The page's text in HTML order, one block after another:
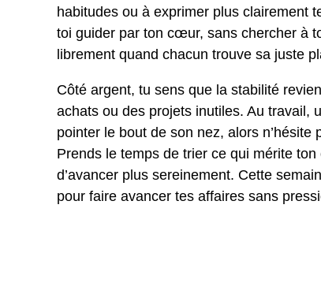
habitudes ou à exprimer plus clairement
toi guider par ton cœur, sans chercher à
librement quand chacun trouve sa juste
Côté argent, tu sens que la stabilité
achats ou des projets inutiles. Au travail,
pointer le bout de son nez, alors
Prends le temps de trier ce qui mérite
d’avancer plus sereinement. Cette
pour faire avancer tes affaires sans